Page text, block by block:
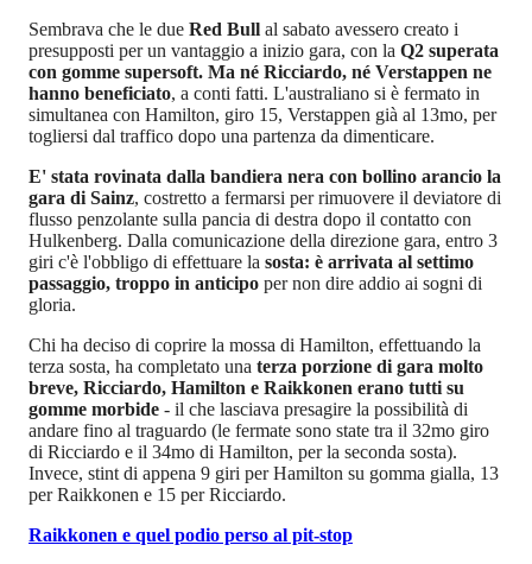
Sembrava che le due Red Bull al sabato avessero creato i
presupposti per un vantaggio a inizio gara, con la Q2 superata
con gomme supersoft. Ma né Ricciardo, né Verstappen ne
hanno beneficiato, a conti fatti. L'australiano si è fermato in
simultanea con Hamilton, giro 15, Verstappen già al 13mo, per
togliersi dal traffico dopo una partenza da dimenticare.
E' stata rovinata dalla bandiera nera con bollino arancio la
gara di Sainz, costretto a fermarsi per rimuovere il deviatore di
flusso penzolante sulla pancia di destra dopo il contatto con
Hulkenberg. Dalla comunicazione della direzione gara, entro 3
giri c'è l'obbligo di effettuare la sosta: è arrivata al settimo
passaggio, troppo in anticipo per non dire addio ai sogni di
gloria.
Chi ha deciso di coprire la mossa di Hamilton, effettuando la
terza sosta, ha completato una terza porzione di gara molto
breve, Ricciardo, Hamilton e Raikkonen erano tutti su
gomme morbide - il che lasciava presagire la possibilità di
andare fino al traguardo (le fermate sono state tra il 32mo giro
di Ricciardo e il 34mo di Hamilton, per la seconda sosta).
Invece, stint di appena 9 giri per Hamilton su gomma gialla, 13
per Raikkonen e 15 per Ricciardo.
Raikkonen e quel podio perso al pit-stop